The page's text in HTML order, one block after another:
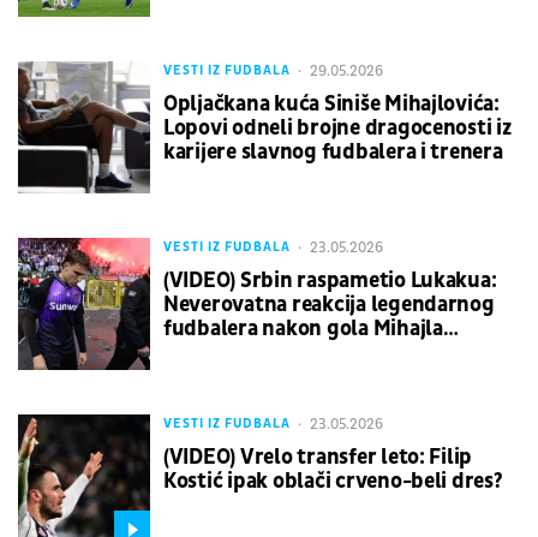
VESTI IZ FUDBALA 29.05.2026
Opljačkana kuća Siniše Mihajlovića:
Lopovi odneli brojne dragocenosti iz
karijere slavnog fudbalera i trenera
VESTI IZ FUDBALA 23.05.2026
(VIDEO) Srbin raspametio Lukakua:
Neverovatna reakcija legendarnog
fudbalera nakon gola Mihajla
VESTI IZ FUDBALA 23.05.2026
(VIDEO) Vrelo transfer leto: Filip
Kostić ipak oblači crveno-beli dres?